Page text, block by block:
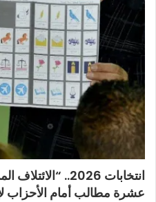
انتخابات 2026..
عشرة مطالب أمام الأحزاب